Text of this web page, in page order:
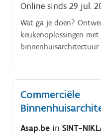
Online sinds 29 jul.
Wat ga je doen?
keukenoplossingen
binnenhuisarchitectuur
Commerciële
Asap.be in SINT-